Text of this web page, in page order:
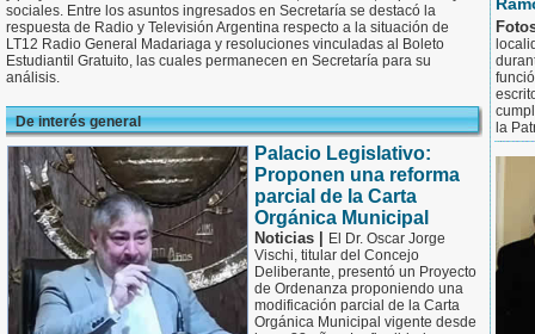
sociales. Entre los asuntos ingresados en Secretaría se destacó la
respuesta de Radio y Televisión Argentina respecto a la situación de
LT12 Radio General Madariaga y resoluciones vinculadas al Boleto
Estudiantil Gratuito, las cuales permanecen en Secretaría para su
análisis.
De interés general
Palacio Legislativo:
Proponen una reforma
parcial de la Carta
Orgánica Municipal
Noticias |
El Dr. Oscar Jorge
Vischi, titular del Concejo
Deliberante, presentó un Proyecto
de Ordenanza proponiendo una
modificación parcial de la Carta
Orgánica Municipal vigente desde
la